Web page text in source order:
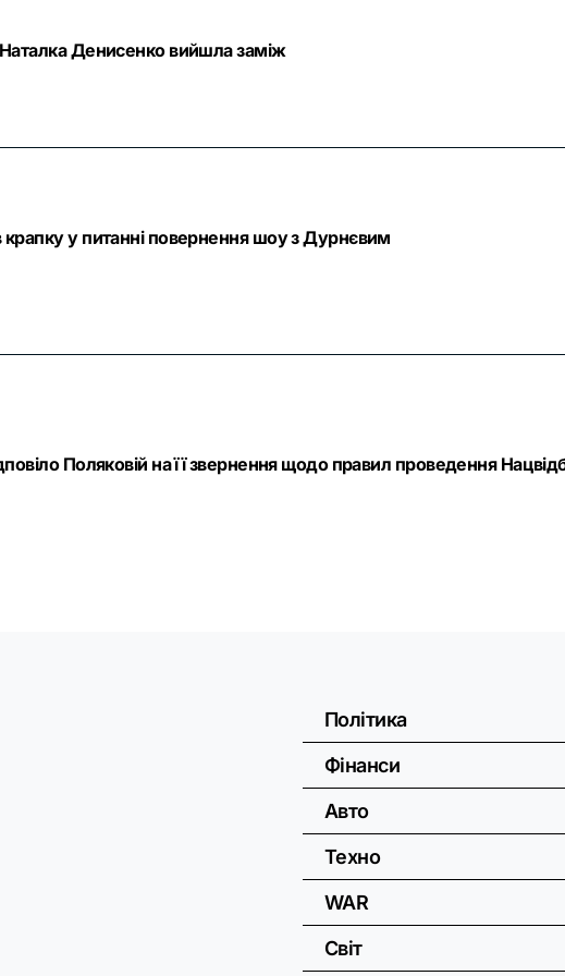
Наталка Денисенко вийшла заміж
крапку у питанні повернення шоу з Дурнєвим
Поляковій на її звернення щодо правил проведення
Політика
Фінанси
Авто
Техно
WAR
Світ